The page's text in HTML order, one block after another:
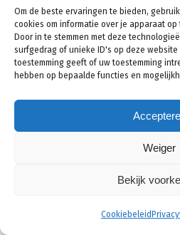
Om de beste ervaringen te bieden,
cookies om informatie over je apparaat
Door in te stemmen met deze
surfgedrag of unieke ID's op deze website
toestemming geeft of uw toestemming
hebben op bepaalde functies en
Weiger
Bekijk
Cookiebeleid
grondwater, dat continu
dringen.
Wilt u graag waardevolle
van een thuiskantoor? Dan
de vochtigheidsgraad in de
te realiseren met behulp van
Een kelderdichting